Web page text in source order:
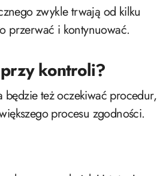
zwykle trwają od kilku
przerwać i kontynuować.
kontroli?
też oczekiwać procedur,
procesu zgodności.